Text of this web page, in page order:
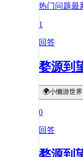
热门问题最
1
回答
婺源到
🌍小懒游世
0
回答
婺源到